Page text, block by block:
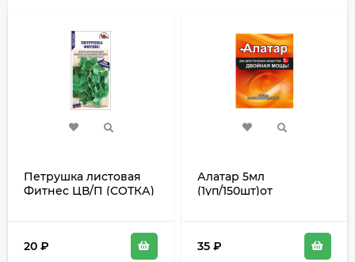
Петрушка листовая
Фитнес ЦВ/П (СОТКА)
20 ₽
Алатар 5мл
(1уп/150шт)от
35 ₽